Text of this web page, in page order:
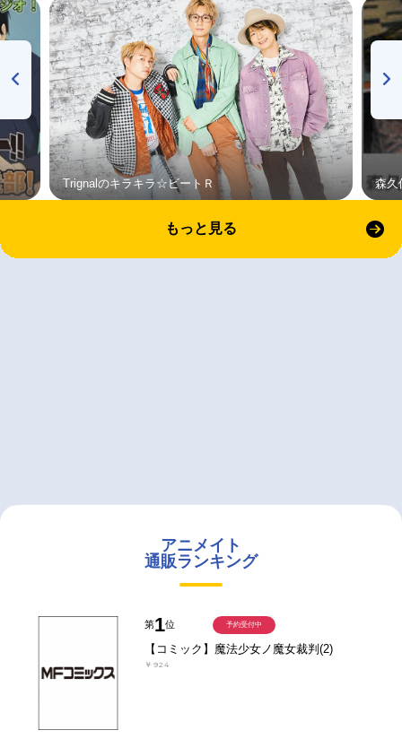
Trignalのキラキラ☆ビートＲ 森久
もっと見る
アニメイト
通販ランキング
第1位
【コミック】魔法少女ノ魔女裁判(2)
￥924
予約受付中